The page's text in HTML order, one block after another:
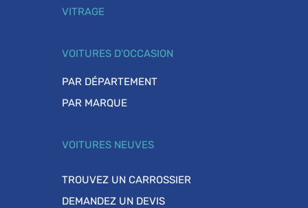
VITRAGE
VOITURES D'OCCASION
PAR DÉPARTEMENT
PAR MARQUE
VOITURES NEUVES
TROUVEZ UN CARROSSIER
DEMANDEZ UN DEVIS